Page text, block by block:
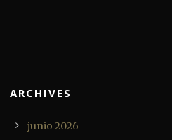
ARCHIVES
junio 2026